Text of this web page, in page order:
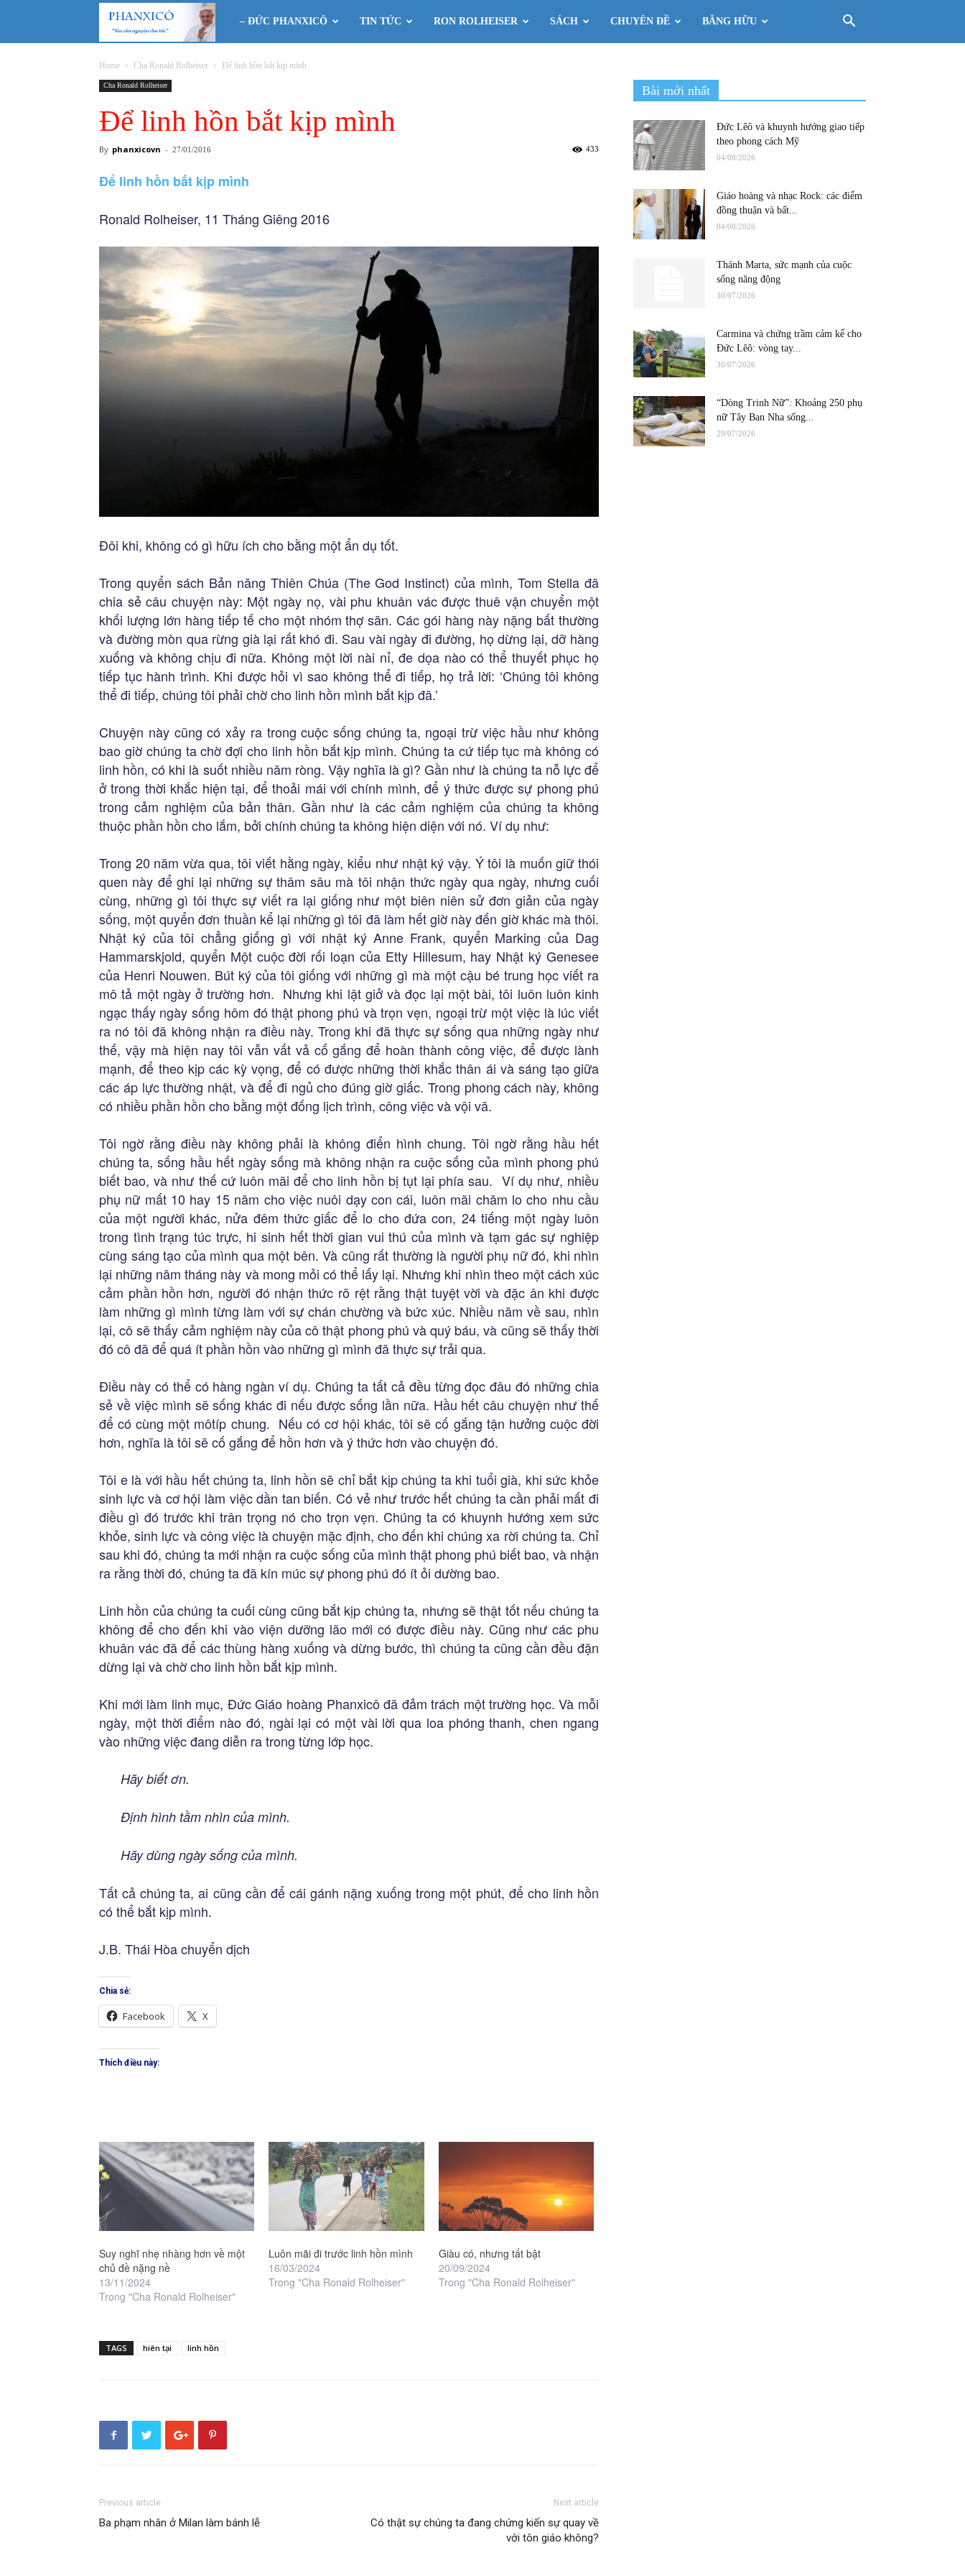
Phanxicô
– ĐỨC PHANXICÔ TIN TỨC RON ROLHEISER SÁCH CHUYÊN ĐỀ BẰNG HỮU
Home Cha Ronald Rolheiser Để linh hồn bắt kịp mình
Cha Ronald Rolheiser
Để linh hồn bắt kịp mình
By phanxicovn - 27/01/2016 433
Để linh hồn bắt kịp mình
Ronald Rolheiser, 11 Tháng Giêng 2016
Đôi khi, không có gì hữu ích cho bằng một ẩn dụ tốt.
Trong quyển sách Bản năng Thiên Chúa (The God Instinct) của mình, Tom Stella đã
chia sẻ câu chuyện này: Một ngày nọ, vài phu khuân vác được thuê vận chuyển một
khối lượng lớn hàng tiếp tế cho một nhóm thợ săn. Các gói hàng này nặng bất thường
và đường mòn qua rừng già lại rất khó đi. Sau vài ngày đi đường, họ dừng lại, dỡ hàng
xuống và không chịu đi nữa. Không một lời nài nỉ, đe dọa nào có thể thuyết phục họ
tiếp tục hành trình. Khi được hỏi vì sao không thể đi tiếp, họ trả lời: ‘Chúng tôi không
thể đi tiếp, chúng tôi phải chờ cho linh hồn mình bắt kịp đã.’
Chuyện này cũng có xảy ra trong cuộc sống chúng ta, ngoại trừ việc hầu như không
bao giờ chúng ta chờ đợi cho linh hồn bắt kịp mình. Chúng ta cứ tiếp tục mà không có
linh hồn, có khi là suốt nhiều năm ròng. Vậy nghĩa là gì? Gần như là chúng ta nỗ lực để
ở trong thời khắc hiện tại, để thoải mái với chính mình, để ý thức được sự phong phú
trong cảm nghiệm của bản thân. Gần như là các cảm nghiệm của chúng ta không
thuộc phần hồn cho lắm, bởi chính chúng ta không hiện diện với nó. Ví dụ như:
Trong 20 năm vừa qua, tôi viết hằng ngày, kiểu như nhật ký vậy. Ý tôi là muốn giữ thói
quen này để ghi lại những sự thâm sâu mà tôi nhận thức ngày qua ngày, nhưng cuối
cùng, những gì tôi thực sự viết ra lại giống như một biên niên sử đơn giản của ngày
sống, một quyển đơn thuần kể lại những gì tôi đã làm hết giờ này đến giờ khác mà thôi.
Nhật ký của tôi chẳng giống gì với nhật ký Anne Frank, quyển Marking của Dag
Hammarskjold, quyển Một cuộc đời rối loạn của Etty Hillesum, hay Nhật ký Genesee
của Henri Nouwen. Bút ký của tôi giống với những gì mà một cậu bé trung học viết ra
mô tả một ngày ở trường hơn. Nhưng khi lật giở và đọc lại một bài, tôi luôn luôn kinh
ngạc thấy ngày sống hôm đó thật phong phú và trọn vẹn, ngoại trừ một việc là lúc viết
ra nó tôi đã không nhận ra điều này. Trong khi đã thực sự sống qua những ngày như
thế, vậy mà hiện nay tôi vẫn vất vả cố gắng để hoàn thành công việc, để được lành
mạnh, để theo kịp các kỳ vọng, để có được những thời khắc thân ái và sáng tạo giữa
các áp lực thường nhật, và để đi ngủ cho đúng giờ giấc. Trong phong cách này, không
có nhiều phần hồn cho bằng một đống lịch trình, công việc và vội vã.
Tôi ngờ rằng điều này không phải là không điển hình chung. Tôi ngờ rằng hầu hết
chúng ta, sống hầu hết ngày sống mà không nhận ra cuộc sống của mình phong phú
biết bao, và như thế cứ luôn mãi để cho linh hồn bị tụt lại phía sau. Ví dụ như, nhiều
phụ nữ mất 10 hay 15 năm cho việc nuôi dạy con cái, luôn mãi chăm lo cho nhu cầu
của một người khác, nửa đêm thức giấc để lo cho đứa con, 24 tiếng một ngày luôn
trong tình trạng túc trực, hi sinh hết thời gian vui thú của mình và tạm gác sự nghiệp
cùng sáng tạo của mình qua một bên. Và cũng rất thường là người phụ nữ đó, khi nhìn
lại những năm tháng này và mong mỏi có thể lấy lại. Nhưng khi nhìn theo một cách xúc
cảm phần hồn hơn, người đó nhận thức rõ rệt rằng thật tuyệt vời và đặc ân khi được
làm những gì mình từng làm với sự chán chường và bức xúc. Nhiều năm về sau, nhìn
lại, cô sẽ thấy cảm nghiệm này của cô thật phong phú và quý báu, và cũng sẽ thấy thời
đó cô đã để quá ít phần hồn vào những gì mình đã thực sự trải qua.
Điều này có thể có hàng ngàn ví dụ. Chúng ta tất cả đều từng đọc đâu đó những chia
sẻ về việc mình sẽ sống khác đi nếu được sống lần nữa. Hầu hết câu chuyện như thế
để có cùng một môtíp chung. Nếu có cơ hội khác, tôi sẽ cố gắng tận hưởng cuộc đời
hơn, nghĩa là tôi sẽ cố gắng để hồn hơn và ý thức hơn vào chuyện đó.
Tôi e là với hầu hết chúng ta, linh hồn sẽ chỉ bắt kịp chúng ta khi tuổi già, khi sức khỏe
sinh lực và cơ hội làm việc dần tan biến. Có vẻ như trước hết chúng ta cần phải mất đi
điều gì đó trước khi trân trọng nó cho trọn vẹn. Chúng ta có khuynh hướng xem sức
khỏe, sinh lực và công việc là chuyện mặc định, cho đến khi chúng xa rời chúng ta. Chỉ
sau khi đó, chúng ta mới nhận ra cuộc sống của mình thật phong phú biết bao, và nhận
ra rằng thời đó, chúng ta đã kín múc sự phong phú đó ít ỏi dường bao.
Linh hồn của chúng ta cuối cùng cũng bắt kịp chúng ta, nhưng sẽ thật tốt nếu chúng ta
không để cho đến khi vào viện dưỡng lão mới có được điều này. Cũng như các phu
khuân vác đã để các thùng hàng xuống và dừng bước, thì chúng ta cũng cần đều đặn
dừng lại và chờ cho linh hồn bắt kịp mình.
Khi mới làm linh mục, Đức Giáo hoàng Phanxicô đã đảm trách một trường học. Và mỗi
ngày, một thời điểm nào đó, ngài lại có một vài lời qua loa phóng thanh, chen ngang
vào những việc đang diễn ra trong từng lớp học.
Hãy biết ơn.
Định hình tầm nhìn của mình.
Hãy dùng ngày sống của mình.
Tất cả chúng ta, ai cũng cần để cái gánh nặng xuống trong một phút, để cho linh hồn
có thể bắt kịp mình.
J.B. Thái Hòa chuyển dịch
Chia sẻ:
Facebook X
Thích điều này:
Suy nghĩ nhẹ nhàng hơn về một
chủ đề nặng nề
13/11/2024
Trong "Cha Ronald Rolheiser"
Luôn mãi đi trước linh hồn mình
16/03/2024
Trong "Cha Ronald Rolheiser"
Giàu có, nhưng tất bật
20/09/2024
Trong "Cha Ronald Rolheiser"
TAGS hiên tại linh hồn
Previous article
Ba phạm nhân ở Milan làm bánh lễ
Next article
Có thật sự chúng ta đang chứng kiến sự quay về
với tôn giáo không?
Bài mới nhất
Đức Lêô và khuynh hướng giao tiếp
theo phong cách Mỹ
04/08/2026
Giáo hoàng và nhạc Rock: các điểm
đồng thuận và bất...
04/08/2026
Thánh Marta, sức mạnh của cuộc
sống năng động
30/07/2026
Carmina và chứng trầm cảm kể cho
Đức Lêô: vòng tay...
30/07/2026
“Dòng Trinh Nữ”: Khoảng 250 phụ
nữ Tây Ban Nha sống...
29/07/2026